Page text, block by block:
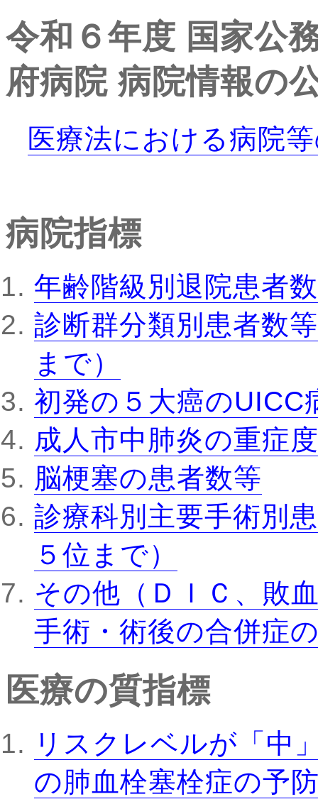
令和６年度 国家公
府病院 病院情報の
医療法における病院
病院指標
年齢階級別退院患者数
診断群分類別患者数
まで）
初発の５大癌のUICC
成人市中肺炎の重症
脳梗塞の患者数等
診療科別主要手術別
５位まで）
その他（ＤＩＣ、敗
手術・術後の合併症
医療の質指標
リスクレベルが「中
の肺血栓塞栓症の予